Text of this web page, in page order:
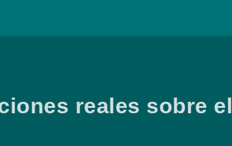
reales sobre el